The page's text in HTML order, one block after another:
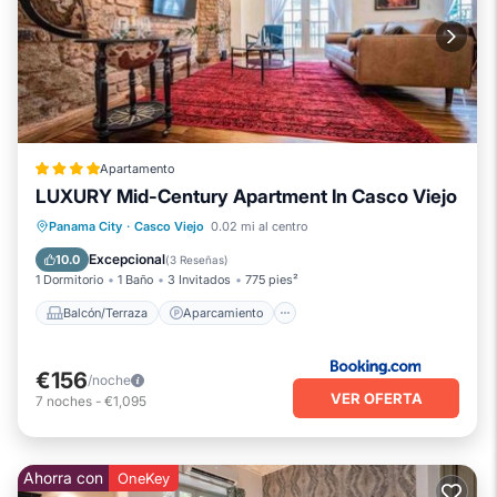
Apartamento
LUXURY Mid-Century Apartment In Casco Viejo
Panama City · Casco Viejo 0.02 mi al centro
10.0 Excepcional(3 Reseñas)
1 Dormitorio 1 Baño 3 Invitados 775 pies²
Balcón/Terraza Aparcamiento
Balcón/Terraza
Aparcamiento
Aire acondicionado
€156/noche
7 noches - €1,095 VER OFERTA
Ahorra con OneKey